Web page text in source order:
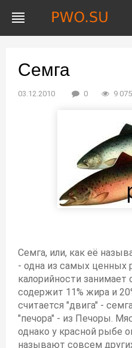
Семга
03.12.2010 0 9 075
Семга, или, как её
- одна из самых ценных
калорийности
содержит 11% жира и
считается "двига" -
"печора" - из Печоры.
однако у красной рыбе
называют совсем